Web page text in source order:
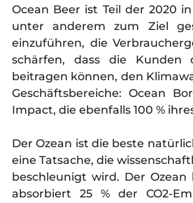
Ocean Beer ist Teil der 2020
unter anderem zum Ziel
einzuführen, die
schärfen, dass die Kunden
beitragen können, den
Geschäftsbereiche: Ocean
Impact, die ebenfalls 100 %
Der Ozean ist die beste
eine Tatsache, die
beschleunigt wird. Der
absorbiert 25 % der CO2-